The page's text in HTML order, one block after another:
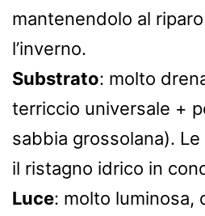
mantenendolo al
l’inverno.
Substrato: molto
terriccio universale +
sabbia grossolana).
il ristagno idrico in
Luce: molto luminosa,